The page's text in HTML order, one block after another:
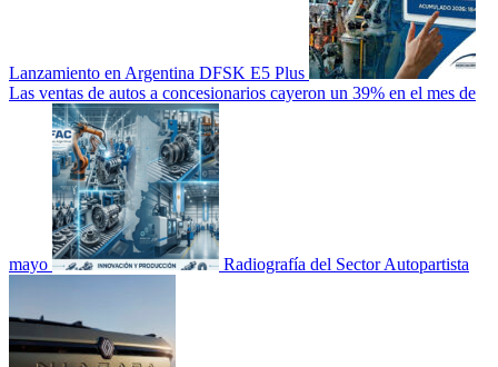
Lanzamiento en Argentina DFSK E5 Plus
Las ventas de autos a concesionarios cayeron un 39% en el mes de
mayo Radiografía del Sector Autopartista